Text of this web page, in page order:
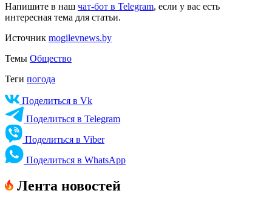
Напишите в наш чат-бот в Telegram, если у вас есть
интересная тема для статьи.
Источник mogilevnews.by
Темы Общество
Теги погода
Поделиться в Vk
Поделиться в Telegram
Поделиться в Viber
Поделиться в WhatsApp
Лента новостей